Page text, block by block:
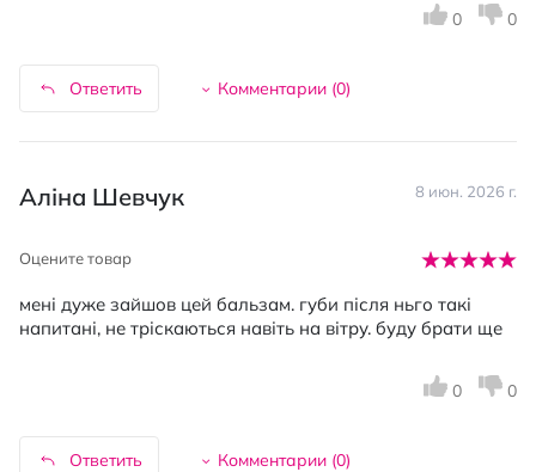
Ответить Комментарии (0)
0 0
Аліна Шевчук 8 июн. 2026 г.
Оцените товар
мені дуже зайшов цей бальзам. губи після ньго такі
напитані, не тріскаються навіть на вітру. буду брати ще
Ответить Комментарии (0)
0 0